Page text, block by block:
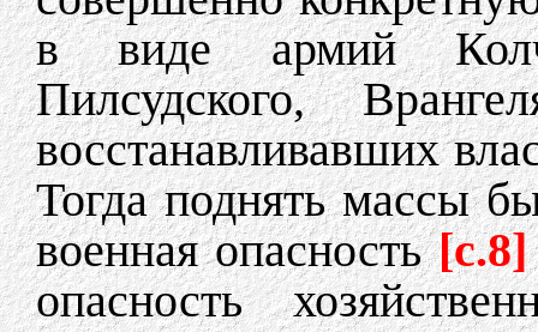
в виде армий
Пилсудского,
восстанавливавших
Тогда поднять массы
военная опасность[c.8]
опасность